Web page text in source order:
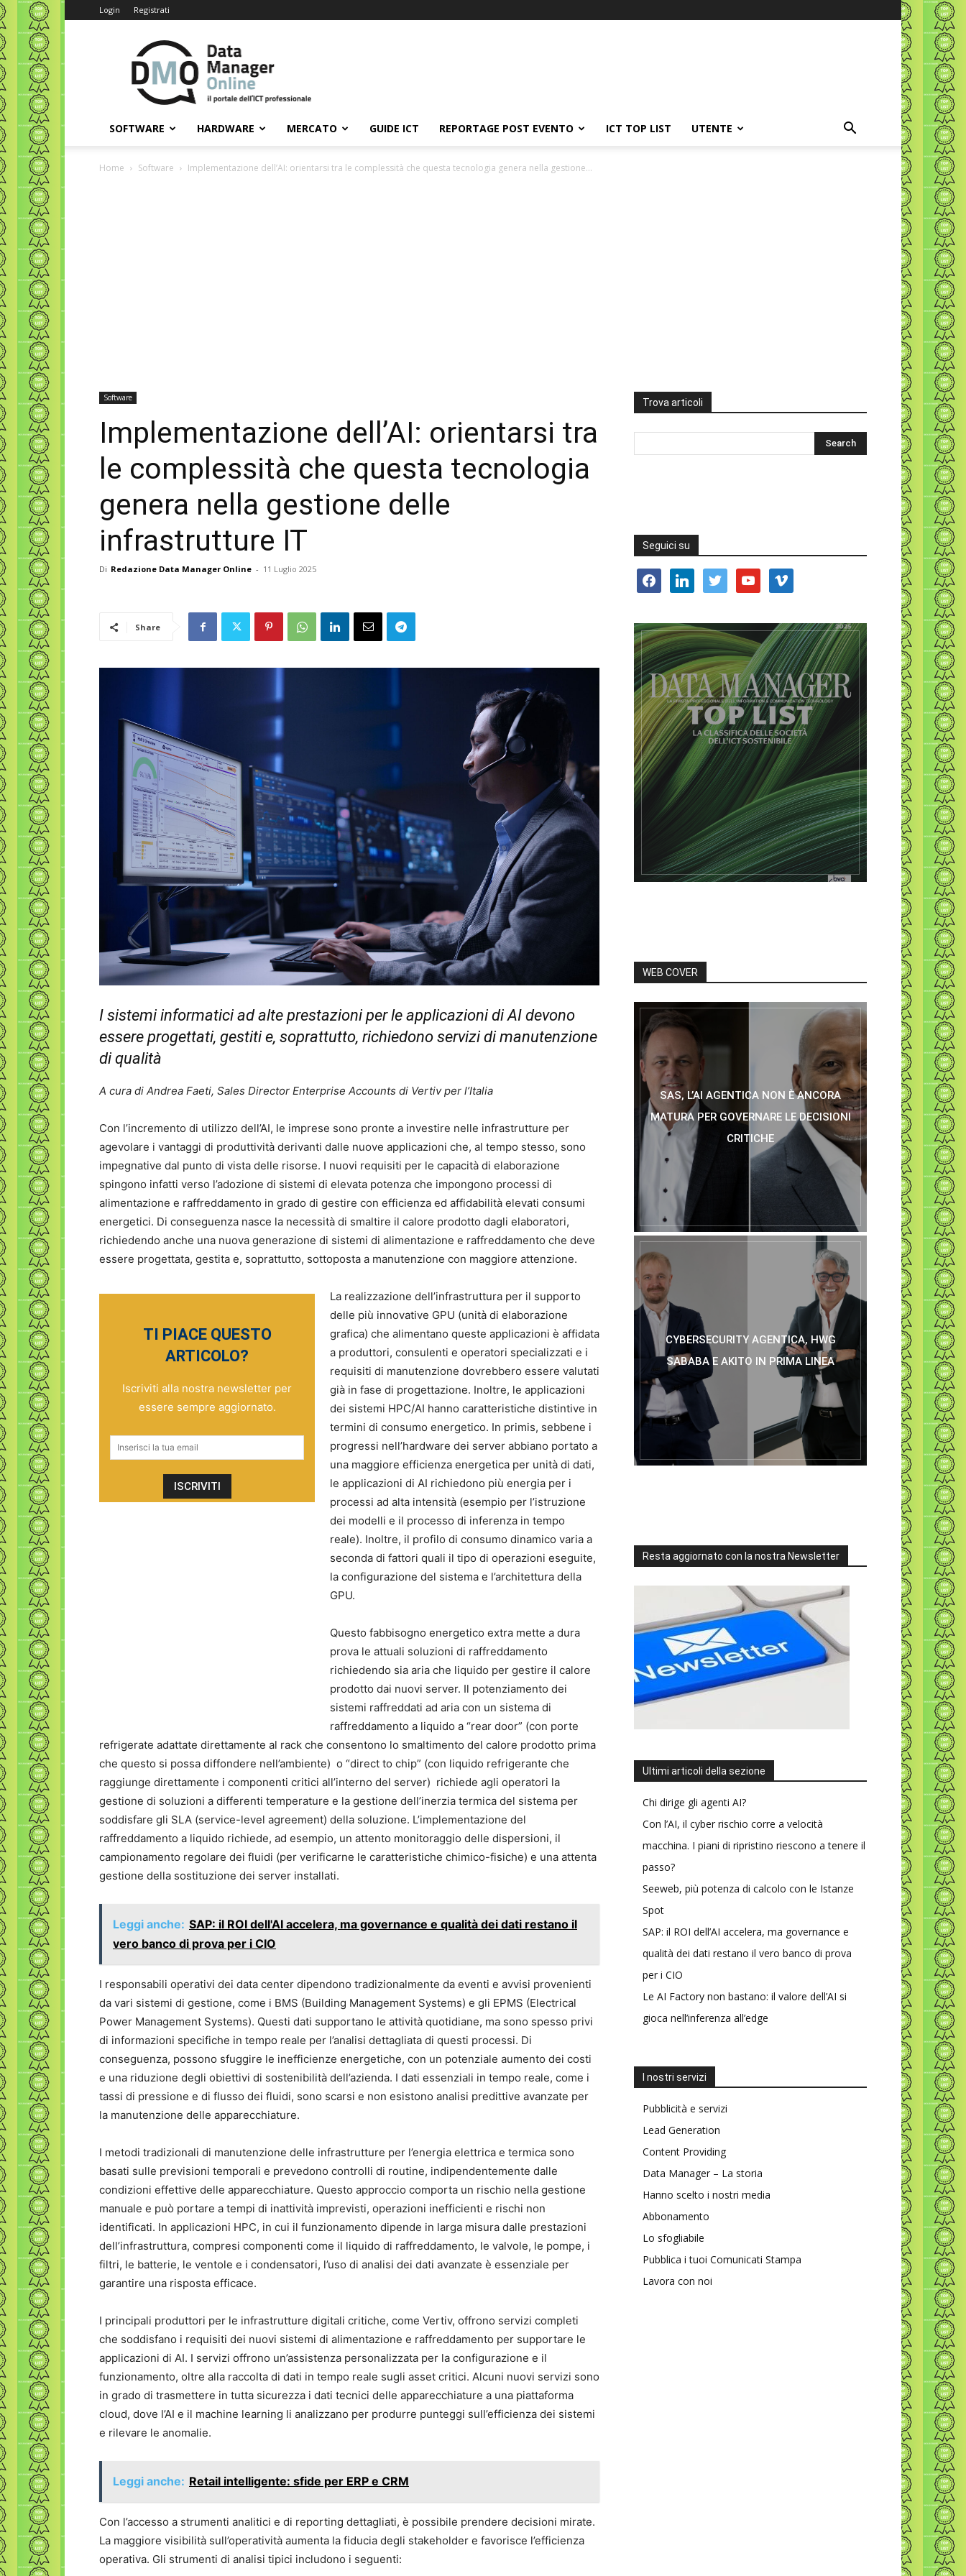
Login Registrati
Data
Manager
Online
SOFTWARE HARDWARE MERCATO GUIDE ICT REPORTAGE POST EVENTO ICT TOP LIST UTENTE
Home Software Implementazione dell’AI: orientarsi tra le complessità che questa tecnologia genera nella gestione...
Software
Implementazione dell’AI: orientarsi tra
le complessità che questa tecnologia
genera nella gestione delle
infrastrutture IT
Di Redazione Data Manager Online - 11 Luglio 2025
Share
I sistemi informatici ad alte prestazioni per le applicazioni di AI devono
essere progettati, gestiti e, soprattutto, richiedono servizi di manutenzione
di qualità
A cura di Andrea Faeti, Sales Director Enterprise Accounts di Vertiv per l’Italia
Con l’incremento di utilizzo dell’AI, le imprese sono pronte a investire nelle infrastrutture per
agevolare i vantaggi di produttività derivanti dalle nuove applicazioni che, al tempo stesso, sono
impegnative dal punto di vista delle risorse. I nuovi requisiti per le capacità di elaborazione
spingono infatti verso l’adozione di sistemi di elevata potenza che impongono processi di
alimentazione e raffreddamento in grado di gestire con efficienza ed affidabilità elevati consumi
energetici. Di conseguenza nasce la necessità di smaltire il calore prodotto dagli elaboratori,
richiedendo anche una nuova generazione di sistemi di alimentazione e raffreddamento che deve
essere progettata, gestita e, soprattutto, sottoposta a manutenzione con maggiore attenzione.
TI PIACE QUESTO
ARTICOLO?
Iscriviti alla nostra newsletter per
essere sempre aggiornato.
La realizzazione dell’infrastruttura per il supporto
delle più innovative GPU (unità di elaborazione
grafica) che alimentano queste applicazioni è affidata
a produttori, consulenti e operatori specializzati e i
requisiti di manutenzione dovrebbero essere valutati
già in fase di progettazione. Inoltre, le applicazioni
dei sistemi HPC/AI hanno caratteristiche distintive in
termini di consumo energetico. In primis, sebbene i
progressi nell’hardware dei server abbiano portato a
una maggiore efficienza energetica per unità di dati,
le applicazioni di AI richiedono più energia per i
processi ad alta intensità (esempio per l’istruzione
dei modelli e il processo di inferenza in tempo
reale). Inoltre, il profilo di consumo dinamico varia a
seconda di fattori quali il tipo di operazioni eseguite,
la configurazione del sistema e l’architettura della
GPU.
Questo fabbisogno energetico extra mette a dura
prova le attuali soluzioni di raffreddamento
richiedendo sia aria che liquido per gestire il calore
prodotto dai nuovi server. Il potenziamento dei
sistemi raffreddati ad aria con un sistema di
raffreddamento a liquido a “rear door” (con porte
refrigerate adattate direttamente al rack che consentono lo smaltimento del calore prodotto prima
che questo si possa diffondere nell’ambiente) o “direct to chip” (con liquido refrigerante che
raggiunge direttamente i componenti critici all’interno del server) richiede agli operatori la
gestione di soluzioni a differenti temperature e la gestione dell’inerzia termica del sistema per
soddisfare gli SLA (service-level agreement) della soluzione. L’implementazione del
raffreddamento a liquido richiede, ad esempio, un attento monitoraggio delle dispersioni, il
campionamento regolare dei fluidi (per verificarne le caratteristiche chimico-fisiche) e una attenta
gestione della sostituzione dei server installati.
Leggi anche: SAP: il ROI dell'AI accelera, ma governance e qualità dei dati restano il
vero banco di prova per i CIO
I responsabili operativi dei data center dipendono tradizionalmente da eventi e avvisi provenienti
da vari sistemi di gestione, come i BMS (Building Management Systems) e gli EPMS (Electrical
Power Management Systems). Questi dati supportano le attività quotidiane, ma sono spesso privi
di informazioni specifiche in tempo reale per l’analisi dettagliata di questi processi. Di
conseguenza, possono sfuggire le inefficienze energetiche, con un potenziale aumento dei costi
e una riduzione degli obiettivi di sostenibilità dell’azienda. I dati essenziali in tempo reale, come i
tassi di pressione e di flusso dei fluidi, sono scarsi e non esistono analisi predittive avanzate per
la manutenzione delle apparecchiature.
I metodi tradizionali di manutenzione delle infrastrutture per l’energia elettrica e termica sono
basati sulle previsioni temporali e prevedono controlli di routine, indipendentemente dalle
condizioni effettive delle apparecchiature. Questo approccio comporta un rischio nella gestione
manuale e può portare a tempi di inattività imprevisti, operazioni inefficienti e rischi non
identificati. In applicazioni HPC, in cui il funzionamento dipende in larga misura dalle prestazioni
dell’infrastruttura, compresi componenti come il liquido di raffreddamento, le valvole, le pompe, i
filtri, le batterie, le ventole e i condensatori, l’uso di analisi dei dati avanzate è essenziale per
garantire una risposta efficace.
I principali produttori per le infrastrutture digitali critiche, come Vertiv, offrono servizi completi
che soddisfano i requisiti dei nuovi sistemi di alimentazione e raffreddamento per supportare le
applicazioni di AI. I servizi offrono un’assistenza personalizzata per la configurazione e il
funzionamento, oltre alla raccolta di dati in tempo reale sugli asset critici. Alcuni nuovi servizi sono
in grado di trasmettere in tutta sicurezza i dati tecnici delle apparecchiature a una piattaforma
cloud, dove l’AI e il machine learning li analizzano per produrre punteggi sull’efficienza dei sistemi
e rilevare le anomalie.
Leggi anche: Retail intelligente: sfide per ERP e CRM
Con l’accesso a strumenti analitici e di reporting dettagliati, è possibile prendere decisioni mirate.
La maggiore visibilità sull’operatività aumenta la fiducia degli stakeholder e favorisce l’efficienza
operativa. Gli strumenti di analisi tipici includono i seguenti:
Trova articoli
Seguici su
facebooklinkedin twitter youtube vimeo
WEB COVER
SAS, L’AI AGENTICA NON È ANCORA
MATURA PER GOVERNARE LE DECISIONI
CRITICHE
CYBERSECURITY AGENTICA, HWG
SABABA E AKITO IN PRIMA LINEA
Resta aggiornato con la nostra Newsletter
Ultimi articoli della sezione
Chi dirige gli agenti AI?
Con l’AI, il cyber rischio corre a velocità
macchina. I piani di ripristino riescono a tenere il
passo?
Seeweb, più potenza di calcolo con le Istanze
Spot
SAP: il ROI dell’AI accelera, ma governance e
qualità dei dati restano il vero banco di prova
per i CIO
Le AI Factory non bastano: il valore dell’AI si
gioca nell’inferenza all’edge
I nostri servizi
Pubblicità e servizi
Lead Generation
Content Providing
Data Manager – La storia
Hanno scelto i nostri media
Abbonamento
Lo sfogliabile
Pubblica i tuoi Comunicati Stampa
Lavora con noi